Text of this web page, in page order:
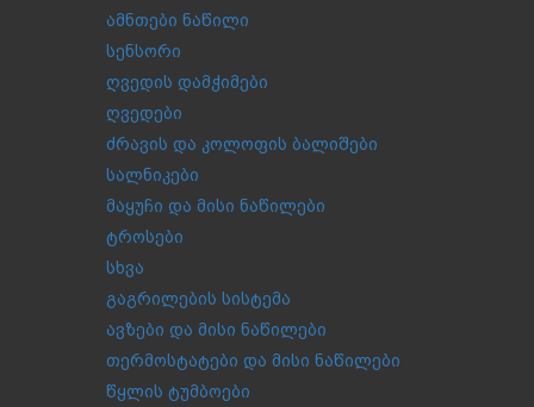
ამნთები ნაწილი
სენსორი
ღვედის დამჭიმები
ღვედები
ძრავის და კოლოფის ბალიშები
სალნიკები
მაყუჩი და მისი ნაწილები
ტროსები
სხვა
გაგრილების სისტემა
ავზები და მისი ნაწილები
თერმოსტატები და მისი ნაწილები
წყლის ტუმბოები